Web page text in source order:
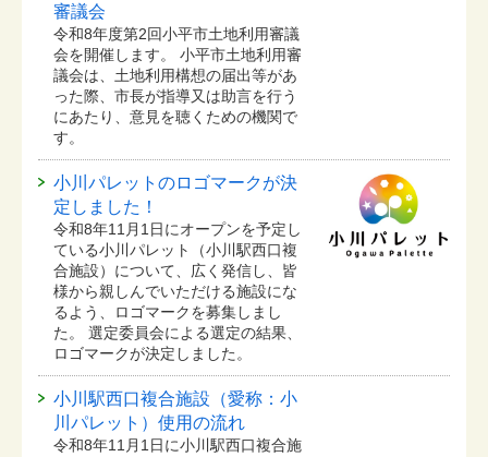
審議会
令和8年度第2回小平市土地利用審議
会を開催します。 小平市土地利用審
議会は、土地利用構想の届出等があ
った際、市長が指導又は助言を行う
にあたり、意見を聴くための機関で
す。
小川パレットのロゴマークが決
定しました！
令和8年11月1日にオープンを予定し
ている⼩川パレット（小川駅西口複
合施設）について、広く発信し、皆
様から親しんでいただける施設にな
るよう、ロゴマークを募集しまし
た。 選定委員会による選定の結果、
ロゴマークが決定しました。
小川駅西口複合施設（愛称：小
川パレット）使用の流れ
令和8年11月1日に小川駅西口複合施